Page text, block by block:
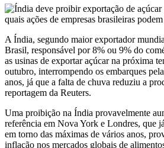
A Índia, segundo maior exportador
Brasil, responsável por 8% ou 9% do
as usinas de exportar açúcar na próxima
outubro, interrompendo os embarques
anos, já que a falta de chuva reduziu a
reportagem da Reuters.
Uma proibição na Índia provavelmente
referência em Nova York e Londres, que
em torno das máximas de vários anos,
inflação nos mercados globais de